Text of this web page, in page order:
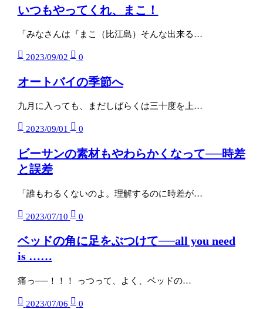
いつもやってくれ、まこ！
「みなさんは『まこ（比江島）そんな出来る…
2023/09/02 0
オートバイの季節へ
九月に入っても、まだしばらくは三十度を上…
2023/09/01 0
ビーサンの素材もやわらかくなって──時差
と誤差
「誰もわるくないのよ。理解するのに時差が…
2023/07/10 0
ベッドの角に足をぶつけて──all you need
is ……
痛っ──！！！ っつって、よく、ベッドの…
2023/07/06 0